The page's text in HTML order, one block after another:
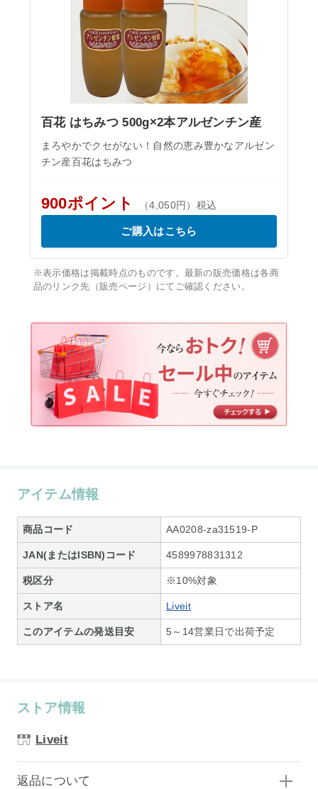
百花 はちみつ 500g×2本アルゼンチン産
まろやかでクセがない！自然の恵み豊かなアルゼン
チン産百花はちみつ
900ポイント （4,050円）税込
ご購入はこちら
※表示価格は掲載時点のものです。最新の販売価格は各商
品のリンク先（販売ページ）にてご確認ください。
アイテム情報
商品コード AA0208-za31519-P
JAN(またはISBN)コード 4589978831312
税区分 ※10%対象
ストア名 Liveit
このアイテムの発送目安 5～14営業日で出荷予定
ストア情報
Liveit
返品について